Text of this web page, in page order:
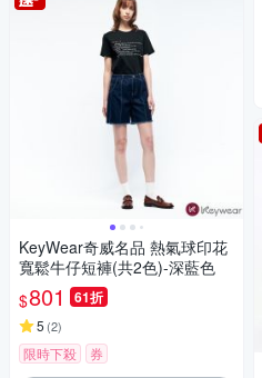
KeyWear奇威名品 熱氣球印花
寬鬆牛仔短褲(共2色)-深藍色
$801 61折
5 (2)
限時下殺 券